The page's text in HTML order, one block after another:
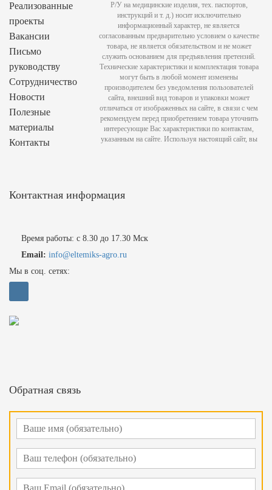
Реализованные
проекты
Вакансии
Письмо
руководству
Сотрудничество
Новости
Полезные
материалы
Контакты
Контактная информация
Время работы: с 8.30 до 17.30 Мск
Email: info@eltemiks-agro.ru
Мы в соц. сетях:
Обратная связь
Р/У на медицинские изделия, тех. паспортов,
инструкций и т. д.) носит исключительно
информационный характер, не является
согласованным предварительно условием о качестве
товара, не является обязательством и не может
служить основанием для предъявления претензий.
Технические характеристики и комплектация товара
могут быть в любой момент изменены
производителем без уведомления пользователей
сайта, внешний вид товаров и упаковки может
отличаться от изображенных на сайте, в связи с чем
рекомендуем перед приобретением товара уточнить
интересующие Вас характеристики по контактам,
указанным на сайте. Используя настоящий сайт, вы